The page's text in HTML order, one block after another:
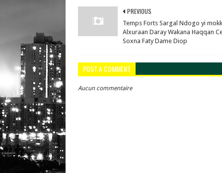
PREVIOUS
Temps Forts Sargal Ndogo yi
Alxuraan Daray Wakana Haqqan
Soxna Faty Dame Diop
POST A COMMENT
Aucun commentaire